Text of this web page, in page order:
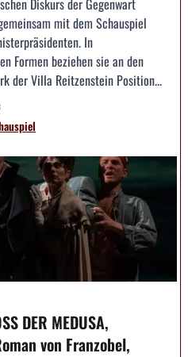
Diskurs der Gegenwart
mit dem Schauspiel
In
Formen beziehen sie an den
der Villa Reitzenstein Position...
DER MEDUSA,
von Franzobel,